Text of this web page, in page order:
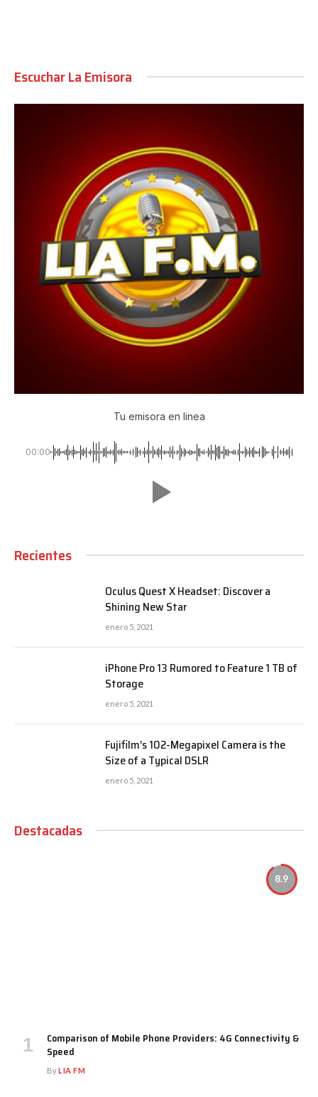
Escuchar La Emisora
Tu emisora en linea
00:00
Recientes
Oculus Quest X Headset: Discover a
Shining New Star
enero 5, 2021
iPhone Pro 13 Rumored to Feature 1 TB of
Storage
enero 5, 2021
Fujifilm’s 102-Megapixel Camera is the
Size of a Typical DSLR
enero 5, 2021
Destacadas
8.9
Comparison of Mobile Phone Providers: 4G Connectivity &
Speed
ByLIA FM